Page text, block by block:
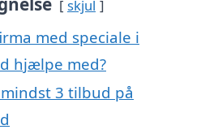
skjul
med speciale i
hjælpe med?
3 tilbud på